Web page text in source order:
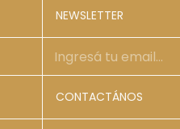
NEWSLETTER
CONTACTÁNOS